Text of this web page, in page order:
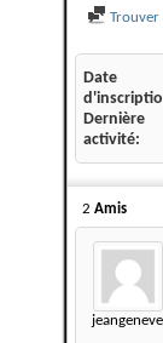
Trouver
Date
Dernière
activité
2 Amis
jeangeneve